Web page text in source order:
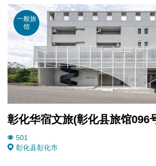
一般旅
馆
彰化华宿文旅(彰化县旅馆096
501
彰化县彰化市